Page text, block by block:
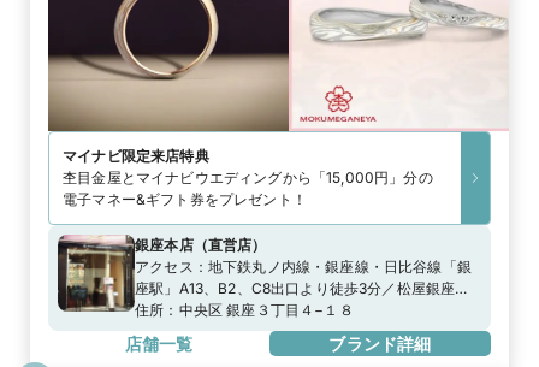
マイナビ限定来店特典
杢目金屋とマイナビウエディングから「15,000円」分の
電子マネー&ギフト券をプレゼント！
銀座本店（直営店）
アクセス： 地下鉄丸ノ内線・銀座線・日比谷線「銀
座駅」A13、B2、C8出口より徒歩3分／松屋銀座よ
り徒歩2分、ルミネ有楽町より徒歩5分地下鉄有楽町
線「銀座一丁目駅」8番出口より徒歩3分JR山手線・
京浜東北線「有楽町駅」中央口より徒歩4分
住所： 中央区 銀座３丁目４−１８
店舗一覧 ブランド詳細